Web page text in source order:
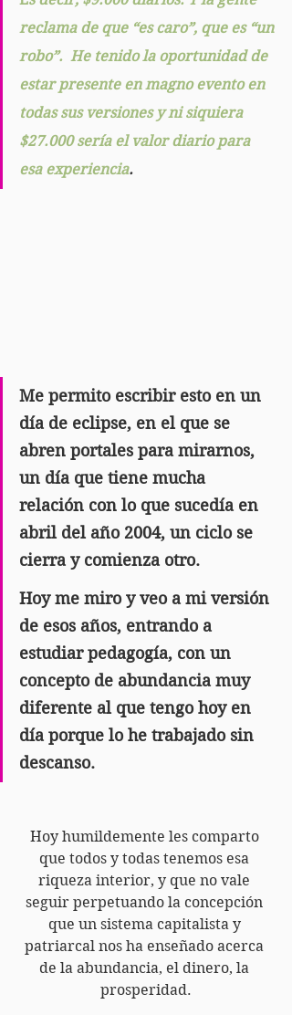
reclama de que “es caro”, que es “un
robo”.  He tenido la oportunidad de
estar presente en magno evento en
todas sus versiones y ni siquiera
$27.000 sería el valor diario para
esa experiencia.
Me permito escribir esto en un
día de eclipse, en el que se
abren portales para mirarnos,
un día que tiene mucha
relación con lo que sucedía en
abril del año 2004, un ciclo se
cierra y comienza otro.
Hoy me miro y veo a mi versión
de esos años, entrando a
estudiar pedagogía, con un
concepto de abundancia muy
diferente al que tengo hoy en
día porque lo he trabajado sin
descanso.
Hoy humildemente les comparto
que todos y todas tenemos esa
riqueza interior, y que no vale
seguir perpetuando la concepción
que un sistema capitalista y
patriarcal nos ha enseñado acerca
de la abundancia, el dinero, la
prosperidad.